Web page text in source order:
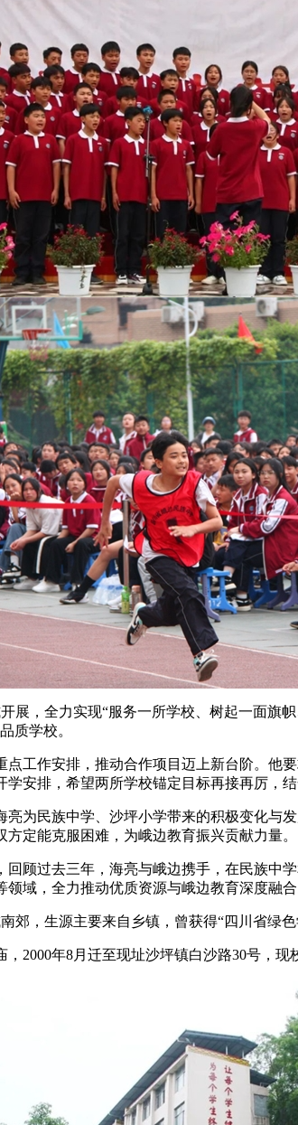
展，全力实现“服务一所学校、树起一面旗
质学校。
工作安排，推动合作项目迈上新台阶。他
安排，希望两所学校锚定目标再接再厉，
为民族中学、沙坪小学带来的积极变化与
定能克服困难，为峨边教育振兴贡献力量。
顾过去三年，海亮与峨边携手，在民族中
域，全力推动优质资源与峨边教育深度融合
，生源主要来自乡镇，曾获得“四川省绿
2000年8月迁至现址沙坪镇白沙路30号，